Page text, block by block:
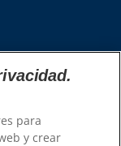
para
y crear